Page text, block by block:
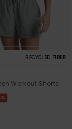
RECYCLED FIBER
Workout Shorts